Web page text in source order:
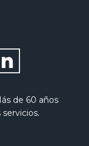
de 60 años